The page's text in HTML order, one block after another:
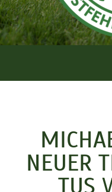
NEUER
TUS